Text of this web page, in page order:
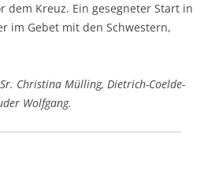
dem Kreuz. Ein geseg­ne­ter Start in
im Gebet mit den Schwes­tern,
Chris­ti­na Mül­l­ing, Diet­rich-Coel­de-
Wolfgang.